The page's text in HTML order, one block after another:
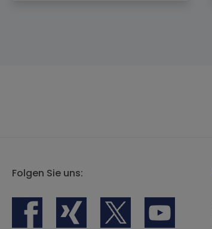
Folgen Sie uns: